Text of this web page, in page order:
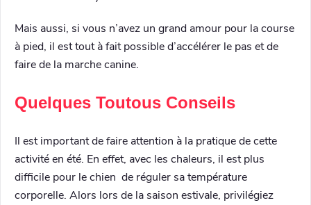
Mais aussi, si vous n’avez un grand amour pour la course
à pied, il est tout à fait possible d’accélérer le pas et de
faire de la marche canine.
Quelques Toutous Conseils
Il est important de faire attention à la pratique de cette
activité en été. En effet, avec les chaleurs, il est plus
difficile pour le chien de réguler sa température
corporelle. Alors lors de la saison estivale, privilégiez